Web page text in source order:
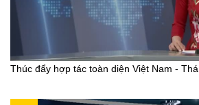
Thúc đẩy hợp tác toàn diện Việt Nam -